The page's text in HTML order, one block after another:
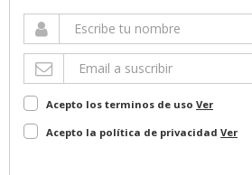
Acepto los terminos de uso Ver
Acepto la política de privacidad Ver